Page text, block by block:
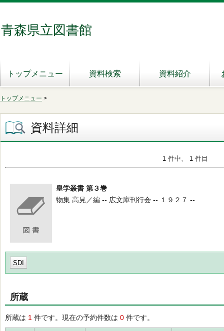
青森県立図書館
トップメニュー 資料検索 資料紹介
トップメニュー >
資料詳細
1 件中、 1 件目
皇学叢書 第３巻
物集 高見／編 -- 広文庫刊行会 -- １９２７ --
SDI
所蔵
所蔵は 1 件です。現在の予約件数は 0 件です。